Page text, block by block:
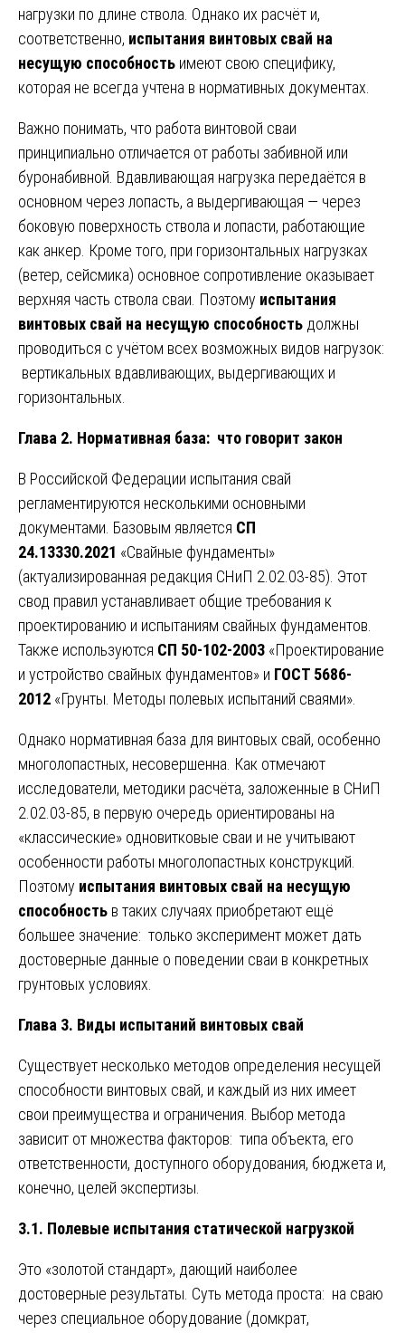
нагрузки по длине ствола. Однако их расчёт и,
соответственно, испытания винтовых свай на
несущую способность имеют свою специфику,
которая не всегда учтена в нормативных документах.
Важно понимать, что работа винтовой сваи
принципиально отличается от работы забивной или
буронабивной. Вдавливающая нагрузка передаётся в
основном через лопасть, а выдергивающая — через
боковую поверхность ствола и лопасти, работающие
как анкер. Кроме того, при горизонтальных нагрузках
(ветер, сейсмика) основное сопротивление оказывает
верхняя часть ствола сваи. Поэтому испытания
винтовых свай на несущую способность должны
проводиться с учётом всех возможных видов нагрузок:
вертикальных вдавливающих, выдергивающих и
горизонтальных.
Глава 2. Нормативная база: что говорит закон
В Российской Федерации испытания свай
регламентируются несколькими основными
документами. Базовым является СП
24.13330.2021 «Свайные фундаменты»
(актуализированная редакция СНиП 2.02.03-85). Этот
свод правил устанавливает общие требования к
проектированию и испытаниям свайных фундаментов.
Также используются СП 50-102-2003 «Проектирование
и устройство свайных фундаментов» и ГОСТ 5686-
2012 «Грунты. Методы полевых испытаний сваями».
Однако нормативная база для винтовых свай, особенно
многолопастных, несовершенна. Как отмечают
исследователи, методики расчёта, заложенные в СНиП
2.02.03-85, в первую очередь ориентированы на
«классические» одновитковые сваи и не учитывают
особенности работы многолопастных конструкций.
Поэтому испытания винтовых свай на несущую
способность в таких случаях приобретают ещё
большее значение: только эксперимент может дать
достоверные данные о поведении сваи в конкретных
грунтовых условиях.
Глава 3. Виды испытаний винтовых свай
Существует несколько методов определения несущей
способности винтовых свай, и каждый из них имеет
свои преимущества и ограничения. Выбор метода
зависит от множества факторов: типа объекта, его
ответственности, доступного оборудования, бюджета и,
конечно, целей экспертизы.
3.1. Полевые испытания статической нагрузкой
Это «золотой стандарт», дающий наиболее
достоверные результаты. Суть метода проста: на сваю
через специальное оборудование (домкрат,